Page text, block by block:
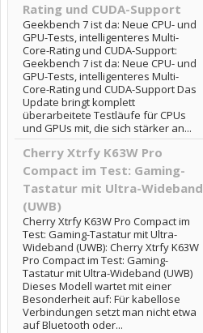
Rating und CUDA-Support
Geekbench 7 ist da: Neue CPU- und
GPU-Tests, intelligenteres Multi-
Core-Rating und CUDA-Support:
Geekbench 7 ist da: Neue CPU- und
GPU-Tests, intelligenteres Multi-
Core-Rating und CUDA-Support Das
Update bringt komplett
überarbeitete Testläufe für CPUs
und GPUs mit, die sich stärker an...
Cherry Xtrfy K63W Pro
Compact im Test: Gaming-
Tastatur mit Ultra-Wideband
(UWB)
Cherry Xtrfy K63W Pro Compact im
Test: Gaming-Tastatur mit Ultra-
Wideband (UWB): Cherry Xtrfy K63W
Pro Compact im Test: Gaming-
Tastatur mit Ultra-Wideband (UWB)
Dieses Modell wartet mit einer
Besonderheit auf: Für kabellose
Verbindungen setzt man nicht etwa
auf Bluetooth oder...